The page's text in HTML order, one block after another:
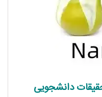
دانشجویی